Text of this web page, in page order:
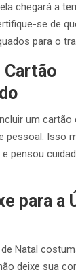
chegará a
se de
para o
Cartão
um
pessoal. Isso
pensou
para a
Natal
deixe sua